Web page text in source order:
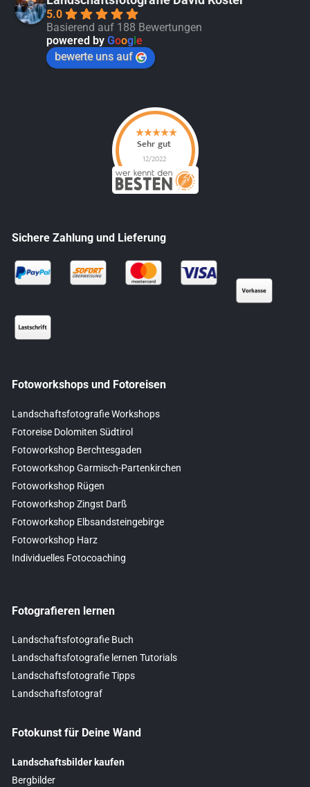
5.0
Basierend auf 188 Bewertungen
powered by Goog e
bewerte uns auf
Sichere Zahlung und Lieferung
Fotoworkshops und Fotoreisen
Landschaftsfotografie Workshops
Fotoreise Dolomiten Südtirol
Fotoworkshop Berchtesgaden
Fotoworkshop Garmisch-Partenkirchen
Fotoworkshop Rügen
Fotoworkshop Zingst Darß
Fotoworkshop Elbsandsteingebirge
Fotoworkshop Harz
Individuelles Fotocoaching
Fotografieren lernen
Landschaftsfotografie Buch
Landschaftsfotografie lernen Tutorials
Landschaftsfotografie Tipps
Landschaftsfotograf
Fotokunst für Deine Wand
Landschaftsbilder kaufen
Bergbilder